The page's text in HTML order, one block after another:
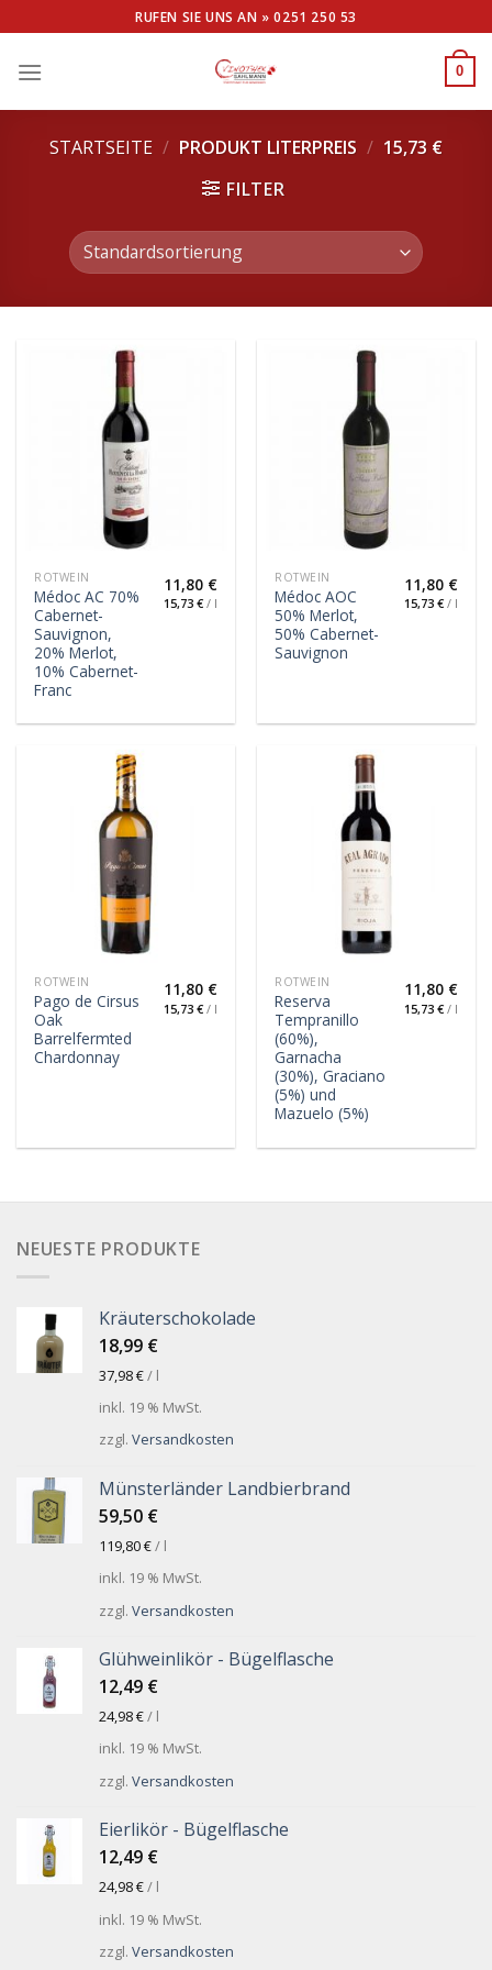
to
content
RUFEN SIE UNS AN »0251 250 53
0
STARTSEITE / PRODUKT LITERPREIS / 15,73 €
FILTER
ROTWEIN
Médoc AC 70%
Cabernet-
Sauvignon,
20% Merlot,
10% Cabernet-
Franc
11,80 €
15,73 €/ l
ROTWEIN
Médoc AOC
50% Merlot,
50% Cabernet-
Sauvignon
11,80 €
15,73 €/ l
ROTWEIN
Pago de Cirsus
Oak
Barrelfermted
Chardonnay
11,80 €
15,73 €/ l
ROTWEIN
Reserva
Tempranillo
(60%),
Garnacha
(30%), Graciano
(5%) und
Mazuelo (5%)
11,80 €
15,73 €/ l
NEUESTE PRODUKTE
Kräuterschokolade
18,99 €
37,98€/ l
inkl. 19 % MwSt.
zzgl. Versandkosten
Münsterländer Landbierbrand
59,50 €
119,80€/ l
inkl. 19 % MwSt.
zzgl. Versandkosten
Glühweinlikör - Bügelflasche
12,49 €
24,98€/ l
inkl. 19 % MwSt.
zzgl. Versandkosten
Eierlikör - Bügelflasche
12,49 €
24,98€/ l
inkl. 19 % MwSt.
zzgl. Versandkosten